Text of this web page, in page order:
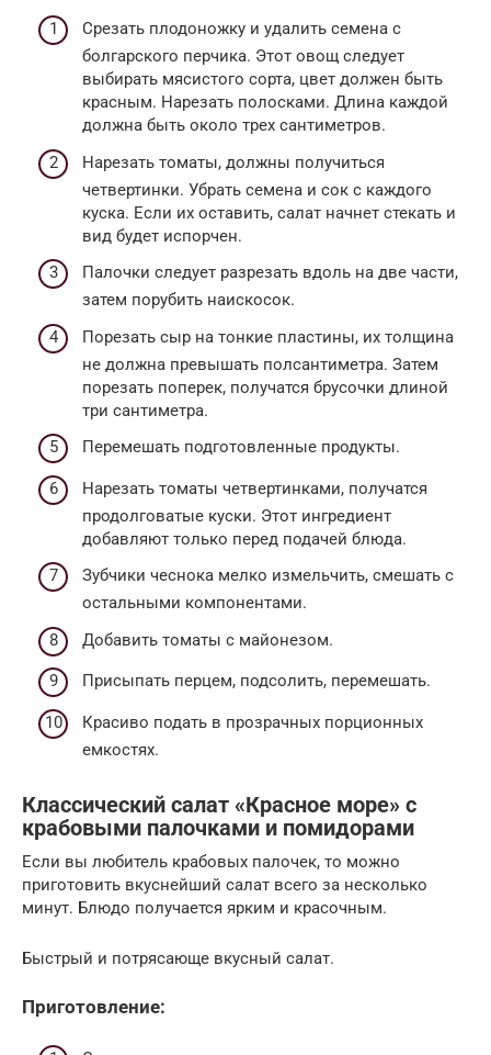
Срезать плодоножку и удалить семена с
болгарского перчика. Этот овощ следует
выбирать мясистого сорта, цвет должен быть
красным. Нарезать полосками. Длина каждой
должна быть около трех сантиметров.
Нарезать томаты, должны получиться
четвертинки. Убрать семена и сок с каждого
куска. Если их оставить, салат начнет стекать и
вид будет испорчен.
Палочки следует разрезать вдоль на две части,
затем порубить наискосок.
Порезать сыр на тонкие пластины, их толщина
не должна превышать полсантиметра. Затем
порезать поперек, получатся брусочки длиной
три сантиметра.
Перемешать подготовленные продукты.
Нарезать томаты четвертинками, получатся
продолговатые куски. Этот ингредиент
добавляют только перед подачей блюда.
Зубчики чеснока мелко измельчить, смешать с
остальными компонентами.
Добавить томаты с майонезом.
Присыпать перцем, подсолить, перемешать.
Красиво подать в прозрачных порционных
емкостях.
Классический салат «Красное море» с
крабовыми палочками и помидорами
Если вы любитель крабовых палочек, то можно
приготовить вкуснейший салат всего за несколько
минут. Блюдо получается ярким и красочным.
Быстрый и потрясающе вкусный салат.
Приготовление: